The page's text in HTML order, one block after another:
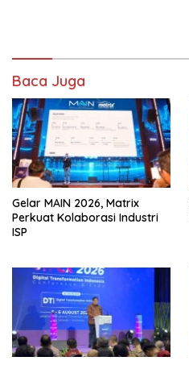
Baca Juga
Gelar MAIN 2026, Matrix
Perkuat Kolaborasi Industri
ISP